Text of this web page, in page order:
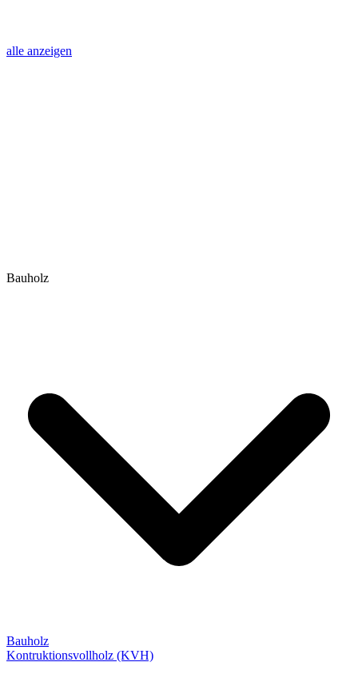
alle anzeigen
Bauholz
Bauholz
Kontruktionsvollholz (KVH)